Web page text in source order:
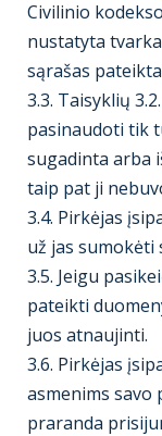
Civilinio
nustatyta
sąrašas
3.3. Taisyklių
pasinaudoti tik
sugadinta arba
taip pat ji
3.4. Pirkėjas
už jas sumokėti
3.5. Jeigu
pateikti
juos atnaujinti.
3.6. Pirkėjas
asmenims savo
praranda